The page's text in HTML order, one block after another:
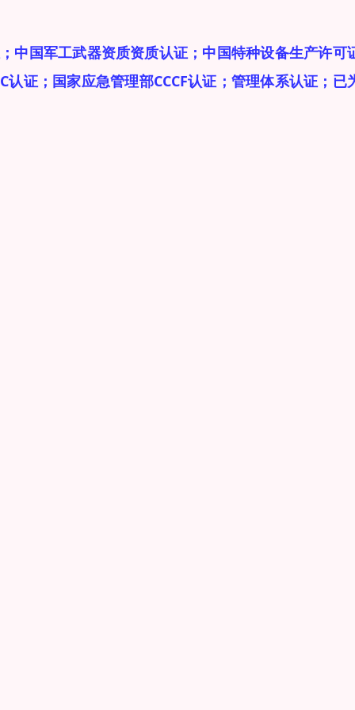
中国军工武器资质资质认证；中国特种设备生产许可
证；国家应急管理部CCCF认证；管理体系认证；已